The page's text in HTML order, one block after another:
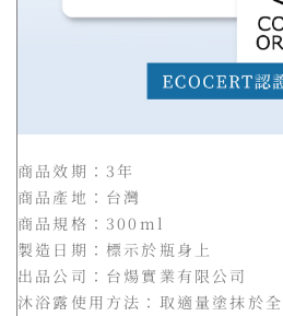
商品效期：3年
商品產地：台灣
商品規格：300ml
製造日期：標示於瓶身上
出品公司：台煬實業有限公司
沐浴露使用方法：取適量塗抹於